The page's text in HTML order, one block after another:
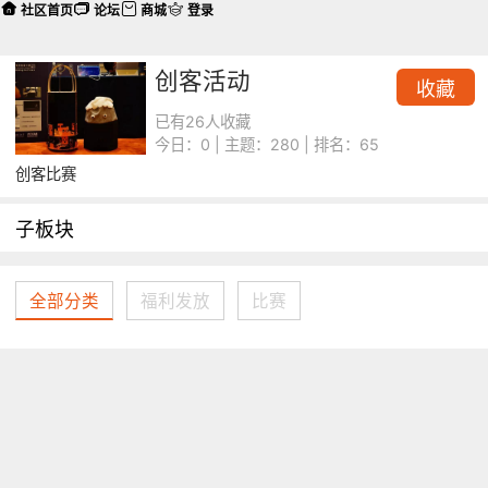
收藏
创客活动
已有26人收藏
今日：0 | 主题：280 | 排名：65
创客比赛
子板块
全部分类 福利发放 比赛
社区首页 论坛 商城 登录